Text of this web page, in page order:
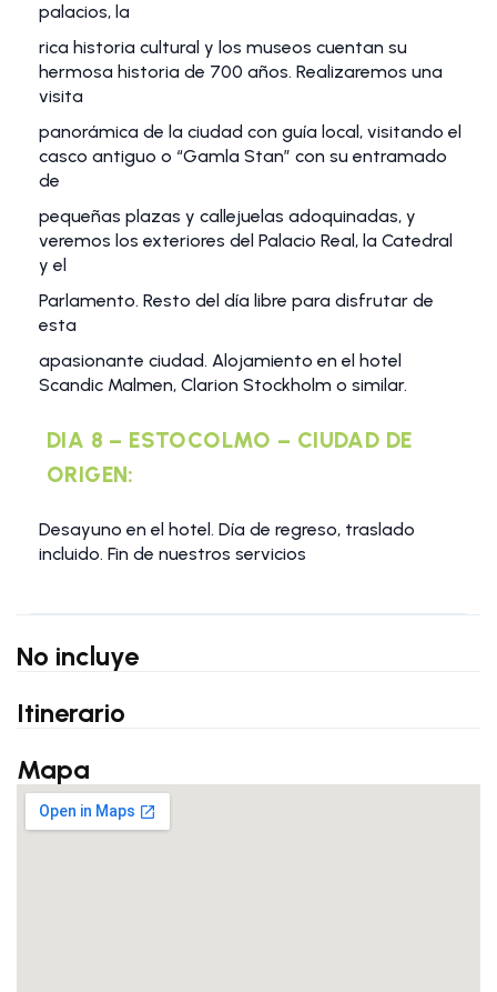
palacios, la
rica historia cultural y los museos cuentan su
hermosa historia de 700 años. Realizaremos una
visita
panorámica de la ciudad con guía local, visitando el
casco antiguo o “Gamla Stan” con su entramado
de
pequeñas plazas y callejuelas adoquinadas, y
veremos los exteriores del Palacio Real, la Catedral
y el
Parlamento. Resto del día libre para disfrutar de
esta
apasionante ciudad. Alojamiento en el hotel
Scandic Malmen, Clarion Stockholm o similar.
DIA 8 – ESTOCOLMO – CIUDAD DE
ORIGEN:
Desayuno en el hotel. Día de regreso, traslado
incluido. Fin de nuestros servicios
No incluye
Itinerario
Mapa